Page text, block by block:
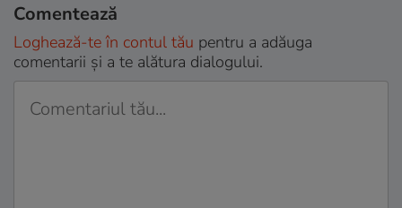
Comentează
Loghează-te în contul tău pentru a adăuga
comentarii și a te alătura dialogului.